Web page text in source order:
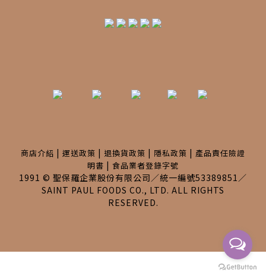
BUY NOW
商店介紹 | 運送政策 | 退換貨政策 | 隱私政策 | 產品責任險證
明書 | 食品業者登錄字號
1991 © 聖保羅企業股份有限公司／統一編號53389851／
SAINT PAUL FOODS CO., LTD. ALL RIGHTS
RESERVED.